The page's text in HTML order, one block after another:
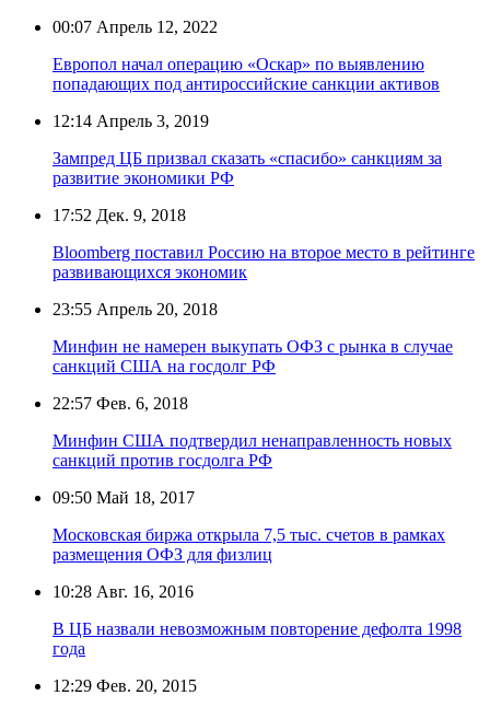
00:07 Апрель 12, 2022
Европол начал операцию «Оскар» по выявлению
попадающих под антироссийские санкции активов
12:14 Апрель 3, 2019
Зампред ЦБ призвал сказать «спасибо» санкциям за
развитие экономики РФ
17:52 Дек. 9, 2018
Bloomberg поставил Россию на второе место в рейтинге
развивающихся экономик
23:55 Апрель 20, 2018
Минфин не намерен выкупать ОФЗ с рынка в случае
санкций США на госдолг РФ
22:57 Фев. 6, 2018
Минфин США подтвердил ненаправленность новых
санкций против госдолга РФ
09:50 Май 18, 2017
Московская биржа открыла 7,5 тыс. счетов в рамках
размещения ОФЗ для физлиц
10:28 Авг. 16, 2016
В ЦБ назвали невозможным повторение дефолта 1998
года
12:29 Фев. 20, 2015